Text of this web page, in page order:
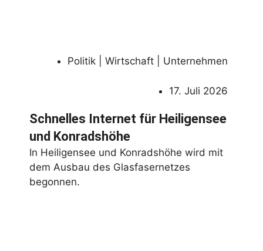
17. Juli 2026
Politik | Wirtschaft | Unternehmen
Schnelles Internet für Heiligensee
und Konradshöhe
In Heiligensee und Konradshöhe wird mit
dem Ausbau des Glasfasernetzes
begonnen.